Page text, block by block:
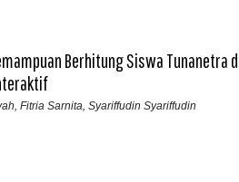
Berhitung Siswa Tunanetra
Fitria Sarnita, Syariffudin Syariffudin